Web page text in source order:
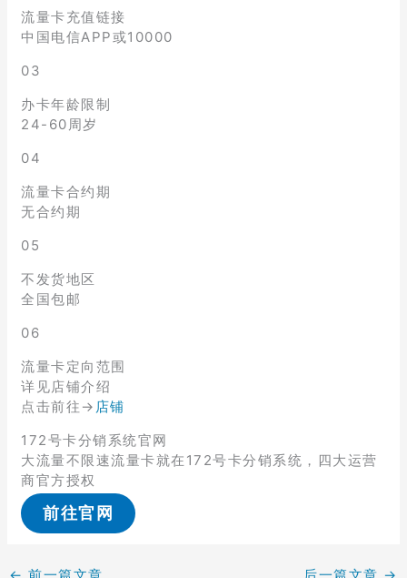
流量卡充值链接
中国电信APP或10000
03
办卡年龄限制
24-60周岁
04
流量卡合约期
无合约期
05
不发货地区
全国包邮
06
流量卡定向范围
详见店铺介绍
点击前往→ 店铺
172号卡分销系统官网
大流量不限速流量卡就在172号卡分销系统，四大运营
商官方授权
前往官网
← 前一篇文章 后一篇文章 →